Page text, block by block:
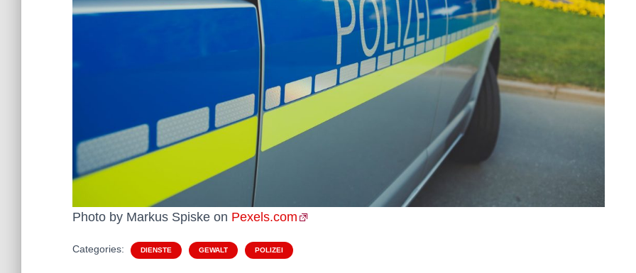
Photo by Markus Spiske on Pexels.com
Categories: DIENSTE GEWALT POLIZEI